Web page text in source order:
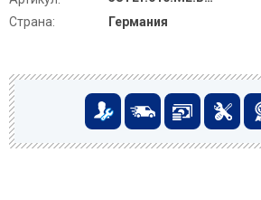
Страна:
Германия